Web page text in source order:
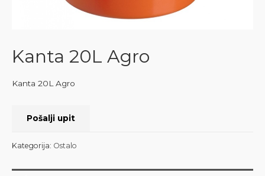
Kanta 20L Agro
Kanta 20L Agro
Pošalji upit
Kategorija: Ostalo